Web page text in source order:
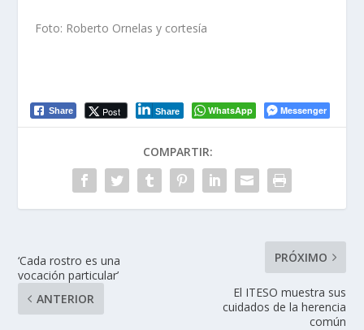
Foto: Roberto Ornelas y cortesía
Share Post Share WhatsApp Messenger
COMPARTIR:
‘Cada rostro es una
vocación particular’
ANTERIOR
PRÓXIMO
El ITESO muestra sus
cuidados de la herencia
común